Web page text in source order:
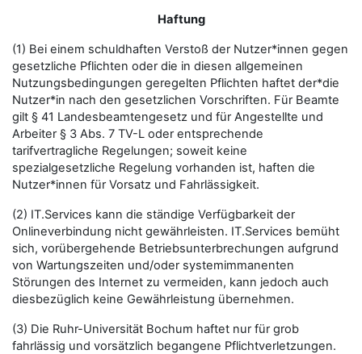
Haftung
(1) Bei einem schuldhaften Verstoß der Nutzer*innen gegen
gesetzliche Pflichten oder die in diesen allgemeinen
Nutzungsbedingungen geregelten Pflichten haftet der*die
Nutzer*in nach den gesetzlichen Vorschriften. Für Beamte
gilt § 41 Landesbeamtengesetz und für Angestellte und
Arbeiter § 3 Abs. 7 TV-L oder entsprechende
tarifvertragliche Regelungen; soweit keine
spezialgesetzliche Regelung vorhanden ist, haften die
Nutzer*innen für Vorsatz und Fahrlässigkeit.
(2) IT.Services kann die ständige Verfügbarkeit der
Onlineverbindung nicht gewährleisten. IT.Services bemüht
sich, vorübergehende Betriebsunterbrechungen aufgrund
von Wartungszeiten und/oder systemimmanenten
Störungen des Internet zu vermeiden, kann jedoch auch
diesbezüglich keine Gewährleistung übernehmen.
(3) Die Ruhr-Universität Bochum haftet nur für grob
fahrlässig und vorsätzlich begangene Pflichtverletzungen.